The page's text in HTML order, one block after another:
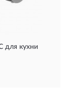
для кухни